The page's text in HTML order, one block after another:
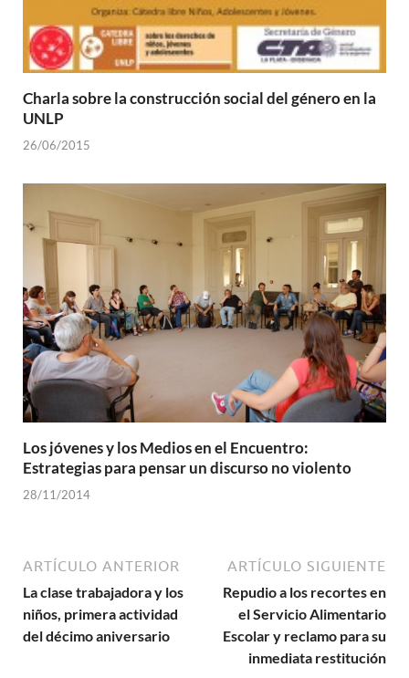
Charla sobre la construcción social del género en la
UNLP
26/06/2015
Los jóvenes y los Medios en el Encuentro:
Estrategias para pensar un discurso no violento
28/11/2014
ARTÍCULO ANTERIOR
La clase trabajadora y los
niños, primera actividad
del décimo aniversario
ARTÍCULO SIGUIENTE
Repudio a los recortes en
el Servicio Alimentario
Escolar y reclamo para su
inmediata restitución